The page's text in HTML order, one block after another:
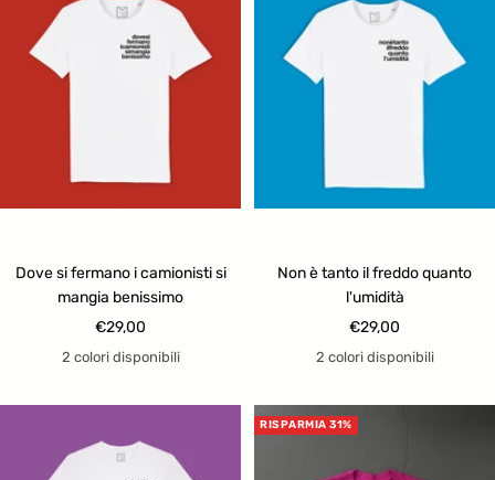
Dove si fermano i camionisti si
mangia benissimo
Prezzo
di
€29,00
2 colori disponibili
Non è tanto il freddo quanto
l'umidità
Prezzo
di
€29,00
2 colori disponibili
RISPARMIA 31%